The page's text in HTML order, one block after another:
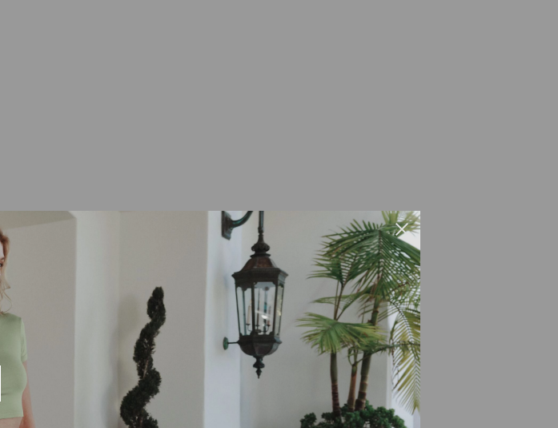
FIQUE POR DENTRO
SE INSCREVA EM NOSSA NEWSLETTER E TENHA ACESSO ÀS
NOVIDADES ALO EM PRIMEIRA MÃO.
Telefone